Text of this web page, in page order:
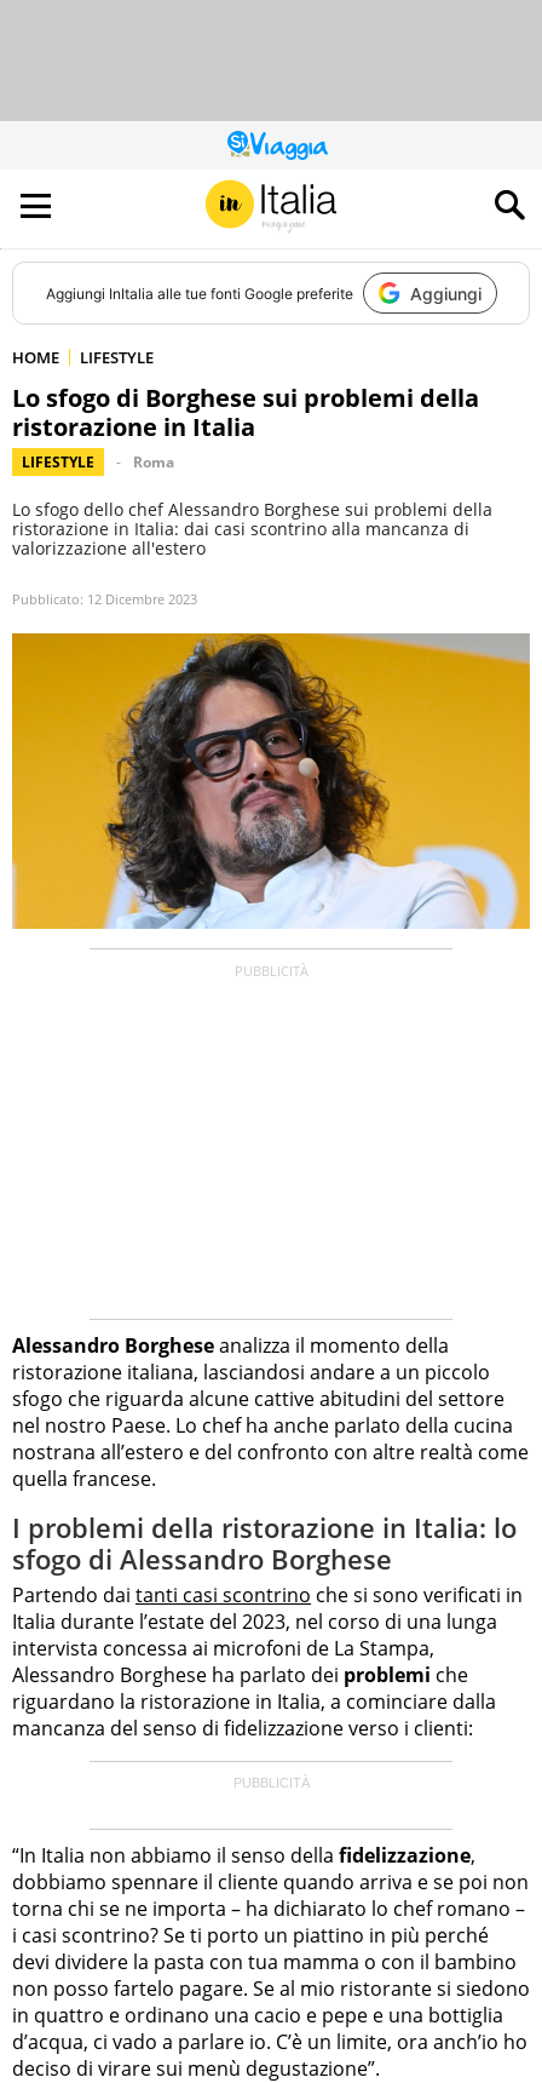
QUESTO
SITO
CONTRIBUISCE
ALL’AUDIENCE
DI
Aggiungi InItalia alle tue fonti Google preferite Aggiungi
HOME LIFESTYLE
Lo sfogo di Borghese sui problemi della
ristorazione in Italia
LIFESTYLE Roma
Lo sfogo dello chef Alessandro Borghese sui problemi della
ristorazione in Italia: dai casi scontrino alla mancanza di
valorizzazione all'estero
Pubblicato: 12 Dicembre 2023
Alessandro Borgheseanalizza il momento della
ristorazione italiana, lasciandosi andare a un piccolo
sfogo che riguarda alcune cattive abitudini del settore
nel nostro Paese. Lo chef ha anche parlato della cucina
nostrana all’estero e del confronto con altre realtà come
quella francese.
I problemi della ristorazione in Italia: lo
sfogo di Alessandro Borghese
Partendo dai tanti casi scontrino che si sono verificati in
Italia durante l’estate del 2023, nel corso di una lunga
intervista concessa ai microfoni de La Stampa,
Alessandro Borghese ha parlato dei problemi che
riguardano la ristorazione in Italia, a cominciare dalla
mancanza del senso di fidelizzazione verso i clienti:
“In Italia non abbiamo il senso della fidelizzazione,
dobbiamo spennare il cliente quando arriva e se poi non
torna chi se ne importa – ha dichiarato lo chef romano –
i casi scontrino? Se ti porto un piattino in più perché
devi dividere la pasta con tua mamma o con il bambino
non posso fartelo pagare. Se al mio ristorante si siedono
in quattro e ordinano una cacio e pepe e una bottiglia
d’acqua, ci vado a parlare io. C’è un limite, ora anch’io ho
deciso di virare sui menù degustazione”.